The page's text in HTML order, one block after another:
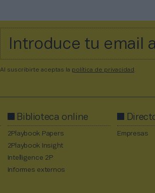
Al suscribirte aceptas la política de privacidad
Biblioteca online
2Playbook Papers
2Playbook Insight
Intelligence 2P
Informes externos
Empresas